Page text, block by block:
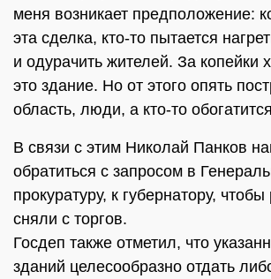
меня возникает предположение:
эта сделка, кто-то пытается
и одурачить жителей. За копейки
это здание. Но от этого опять
область, люди, а кто-то
В связи с этим Николай Панков
обратиться с запросом в
прокуратуру, к губернатору,
сняли с торгов.
Госдеп также отметил, что
зданий целесообразно отдать